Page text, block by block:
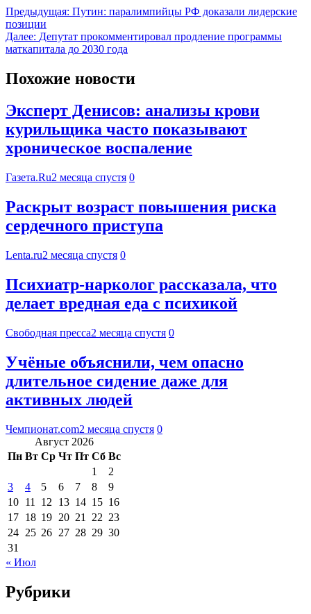
Предыдущая: Путин: паралимпийцы РФ доказали лидерские
позиции
Далее: Депутат прокомментировал продление программы
маткапитала до 2030 года
Похожие новости
Эксперт Денисов: анализы крови
курильщика часто показывают
хроническое воспаление
Газета.Ru2 месяца спустя 0
Раскрыт возраст повышения риска
сердечного приступа
Lenta.ru2 месяца спустя 0
Психиатр-нарколог рассказала, что
делает вредная еда с психикой
Свободная пресса2 месяца спустя 0
Учёные объяснили, чем опасно
длительное сидение даже для
активных людей
Чемпионат.com2 месяца спустя 0
Август 2026
Пн Вт Ср Чт Пт Сб Вс
1
2
3
4 5 6 7 8
9
10 11 12 13 14 15 16
17 18 19 20 21 22 23
24 25 26 27 28 29 30
31
« Июл
Рубрики